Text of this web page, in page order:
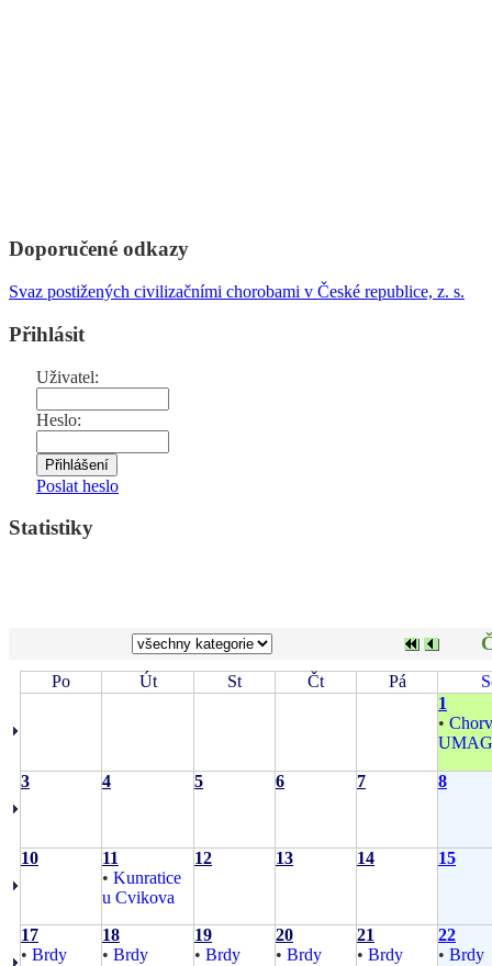
Doporučené odkazy
Svaz postižených civilizačními chorobami v České republice, z. s.
Přihlásit
Uživatel:
Heslo:
Poslat heslo
Statistiky
Po Út St Čt Pá
1
•
UMAG
3 4 5 6 7 8
10
11
• Kunratice
u Cvikova
12 13 14 15
17
• Brdy
18
• Brdy
19
• Brdy
20
• Brdy
21
• Brdy
22
• Brdy